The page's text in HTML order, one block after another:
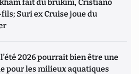
fait du brukini, Cristiano
Suri ex Cruise joue du
2026 pourrait bien être une
pour les milieux aquatiques